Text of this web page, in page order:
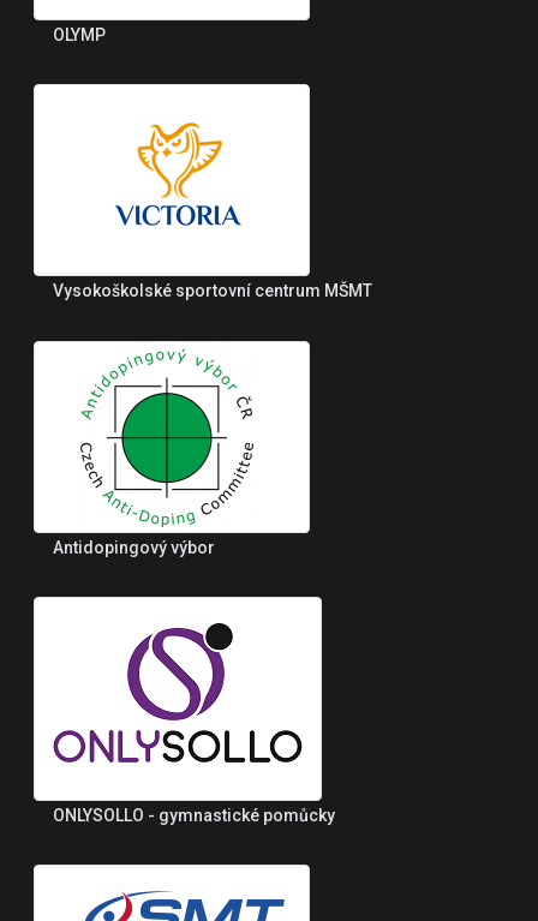
OLYMP
Vysokoškolské sportovní centrum MŠMT
Antidopingový výbor
ONLYSOLLO - gymnastické pomůcky